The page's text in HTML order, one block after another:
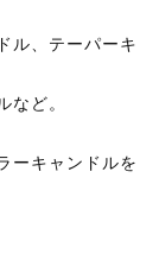
ル、テーパーキ
など。
ーキャンドルを